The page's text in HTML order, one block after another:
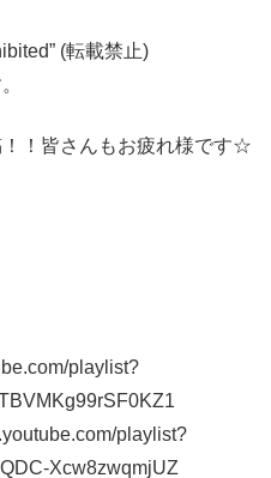
(転載禁止)
！皆さんもお疲れ様です☆
playlist?
playlist?
Xcw8zwqmjUZ